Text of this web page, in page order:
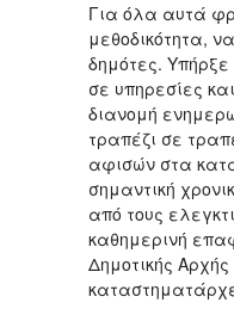
Για όλα αυτά
μεθοδικότητα,
δημότες.
σε υπηρεσίες
διανομή
τραπέζι σε
αφισών στα
σημαντική
από τους
καθημερινή
Δημοτικής